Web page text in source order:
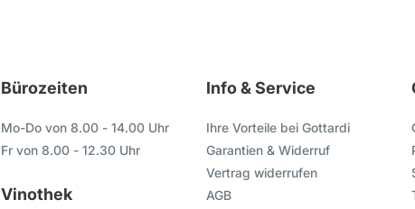
Bürozeiten
Mo-Do von 8.00 - 14.00 Uhr
Fr von 8.00 - 12.30 Uhr
Vinothek
Info & Service
Ihre Vorteile bei Gottardi
Garantien & Widerruf
Vertrag widerrufen
AGB